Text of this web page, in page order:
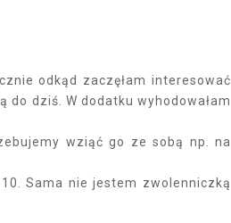
odkąd zaczęłam interesować
do dziś. W dodatku wyhodowałam
wziąć go ze sobą np. na
Sama nie jestem zwolenniczką